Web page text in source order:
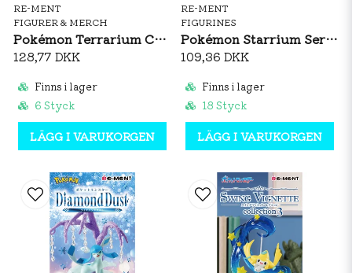
RE-MENT
FIGURER & MERCH
Pokémon Terrarium Collection 15 Figurine
128,77 DKK
Finns i lager
6 Styck
LÄGG I VARUKORGEN
RE-MENT
FIGURINES
Pokémon Starrium Series Collection Figurine
109,36 DKK
Finns i lager
18 Styck
LÄGG I VARUKORGEN